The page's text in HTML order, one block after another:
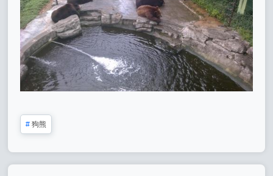
# 狗熊